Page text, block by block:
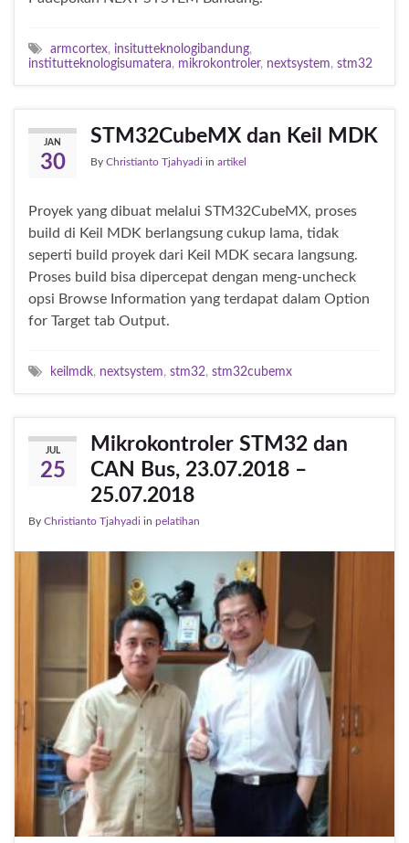
armcortex, insitutteknologibandung,
institutteknologisumatera, mikrokontroler, nextsystem, stm32
JAN
30
STM32CubeMX dan Keil MDK
By Christianto Tjahyadi in artikel
Proyek yang dibuat melalui STM32CubeMX, proses
build di Keil MDK berlangsung cukup lama, tidak
seperti build proyek dari Keil MDK secara langsung.
Proses build bisa dipercepat dengan meng-uncheck
opsi Browse Information yang terdapat dalam Option
for Target tab Output.
keilmdk, nextsystem, stm32, stm32cubemx
JUL
25
Mikrokontroler STM32 dan
CAN Bus, 23.07.2018 –
25.07.2018
By Christianto Tjahyadi in pelatihan